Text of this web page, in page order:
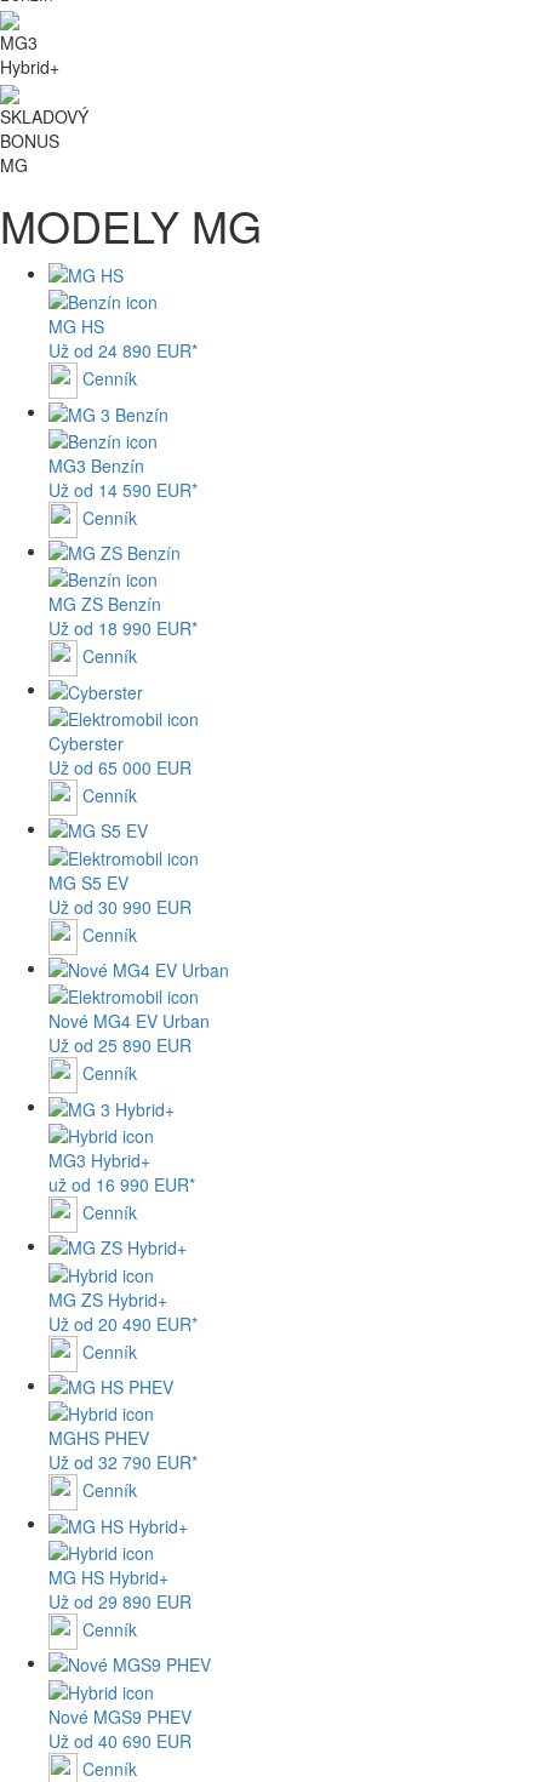
MG3
Hybrid+
SKLADOVÝ
BONUS
MG
MODELY MG
MG HS
Už od 24 890 EUR*
Cenník
MG3 Benzín
Už od 14 590 EUR*
Cenník
MG ZS Benzín
Už od 18 990 EUR*
Cenník
Cyberster
Už od 65 000 EUR
Cenník
MG S5 EV
Už od 30 990 EUR
Cenník
Nové MG4 EV Urban
Už od 25 890 EUR
Cenník
MG3 Hybrid+
už od 16 990 EUR*
Cenník
MG ZS Hybrid+
Už od 20 490 EUR*
Cenník
MGHS PHEV
Už od 32 790 EUR*
Cenník
MG HS Hybrid+
Už od 29 890 EUR
Cenník
Nové MGS9 PHEV
Už od 40 690 EUR
Cenník